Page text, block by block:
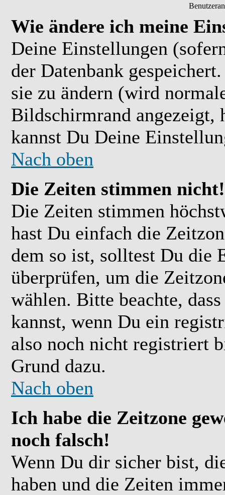
Wie ändere ich meine
Deine Einstellungen
der Datenbank
sie zu ändern (wird
Bildschirmrand angezeigt,
kannst Du Deine
Nach oben
Die Zeiten stimmen nicht!
Die Zeiten stimmen
hast Du einfach die
dem so ist, solltest Du die
überprüfen, um die
wählen. Bitte beachte,
kannst, wenn Du ein
also noch nicht registriert
Grund dazu.
Nach oben
Ich habe die Zeitzone
noch falsch!
Wenn Du dir sicher bist,
haben und die Zeiten